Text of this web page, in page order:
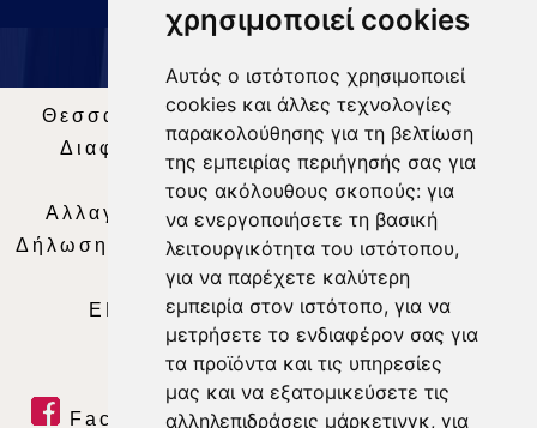
χρησιμοποιεί cookies
Αυτός ο ιστότοπος χρησιμοποιεί
cookies και άλλες τεχνολογίες
παρακολούθησης για τη βελτίωση
της εμπειρίας περιήγησής σας για
τους ακόλουθους σκοπούς: για
να ενεργοποιήσετε τη βασική
λειτουργικότητα του ιστότοπου,
για να παρέχετε καλύτερη
εμπειρία στον ιστότοπο, για να
μετρήσετε το ενδιαφέρον σας για
τα προϊόντα και τις υπηρεσίες
μας και να εξατομικεύσετε τις
αλληλεπιδράσεις μάρκετινγκ, για
Θεσσαλία Τηλεόραση|SNG Services
Διαφήμιση | Όροι Χρήσης |Δήλωση
Απορρήτου |
Περιεχόμενο
Αλλαγή Προτιμήσεων για τα Cookies
Δήλωση συμμόρφωσης με τη σύσταση (ΕΕ)
2018/334|Ταυτότητα
ΕΝΗΜΕΡΩΣΗ |WEB TV| LIVE
Facebook| Twitter | Youtube